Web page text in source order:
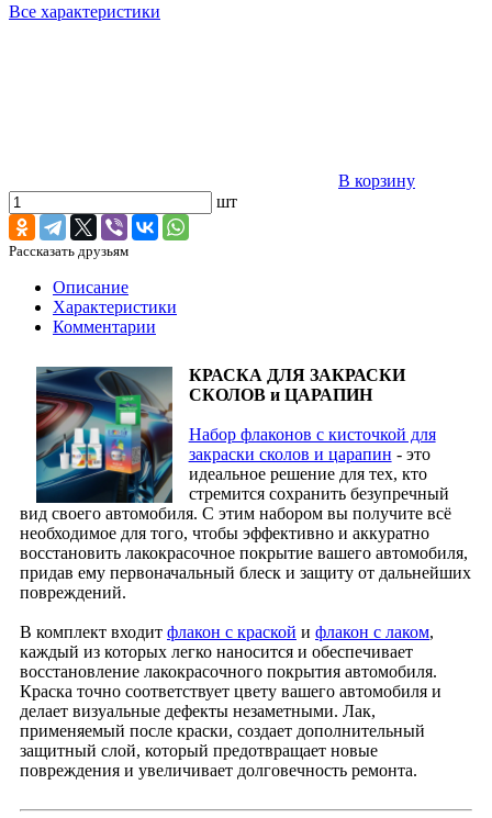
Все характеристики
В корзину
шт
Рассказать друзьям
Описание
Характеристики
Комментарии
КРАСКА ДЛЯ ЗАКРАСКИ
СКОЛОВ и ЦАРАПИН
Набор флаконов с кисточкой для
закраски сколов и царапин - это
идеальное решение для тех, кто
стремится сохранить безупречный
вид своего автомобиля. С этим набором вы получите всё
необходимое для того, чтобы эффективно и аккуратно
восстановить лакокрасочное покрытие вашего автомобиля,
придав ему первоначальный блеск и защиту от дальнейших
повреждений.
В комплект входит флакон с краской и флакон с лаком,
каждый из которых легко наносится и обеспечивает
восстановление лакокрасочного покрытия автомобиля.
Краска точно соответствует цвету вашего автомобиля и
делает визуальные дефекты незаметными. Лак,
применяемый после краски, создает дополнительный
защитный слой, который предотвращает новые
повреждения и увеличивает долговечность ремонта.